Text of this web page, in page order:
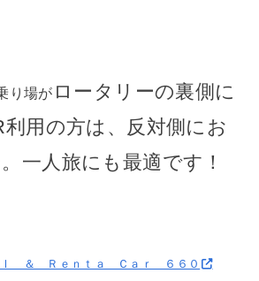
り場が ロータリーの裏側に
用の方は、反対側にお
一人旅にも最適です！
ｌ ＆ Ｒｅｎｔａ Ｃａｒ ６６０